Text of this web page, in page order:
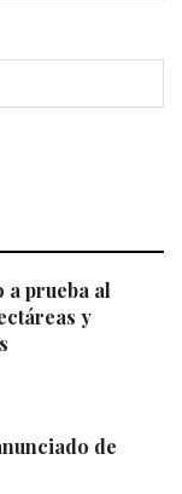
a prueba al
y
de